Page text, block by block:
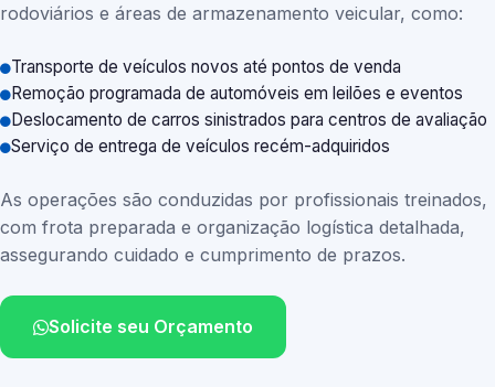
rodoviários e áreas de armazenamento veicular, como:
Transporte de veículos novos até pontos de venda
Remoção programada de automóveis em leilões e eventos
Deslocamento de carros sinistrados para centros de avaliação
Serviço de entrega de veículos recém-adquiridos
As operações são conduzidas por profissionais treinados,
com frota preparada e organização logística detalhada,
assegurando cuidado e cumprimento de prazos.
Solicite seu Orçamento